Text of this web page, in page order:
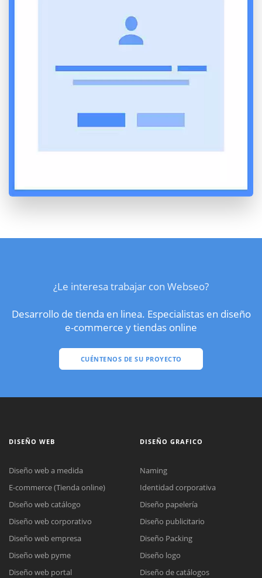
¿Le interesa trabajar con Webseo?
Desarrollo de tienda en linea. Especialistas en diseño
e-commerce y tiendas online
CUÉNTENOS DE SU PROYECTO
DISEÑO WEB
Diseño web a medida
E-commerce (Tienda online)
Diseño web catálogo
Diseño web corporativo
Diseño web empresa
Diseño web pyme
Diseño web portal
DISEÑO GRAFICO
Naming
Identidad corporativa
Diseño papelería
Diseño publicitario
Diseño Packing
Diseño logo
Diseño de catálogos